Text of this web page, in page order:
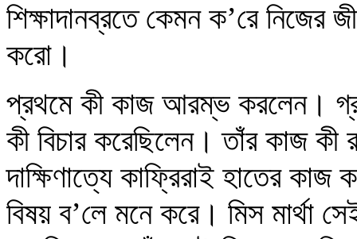
শিক্ষাদানব্রতে কেমন ক’রে নিজের
করো।
প্রথমে কী কাজ আরম্ভ করলেন।
কী বিচার করেছিলেন। তাঁর কাজ
দাক্ষিণাত্যে কাফ্রিরাই হাতের
বিষয় ব’লে মনে করে। মিস মার্থা